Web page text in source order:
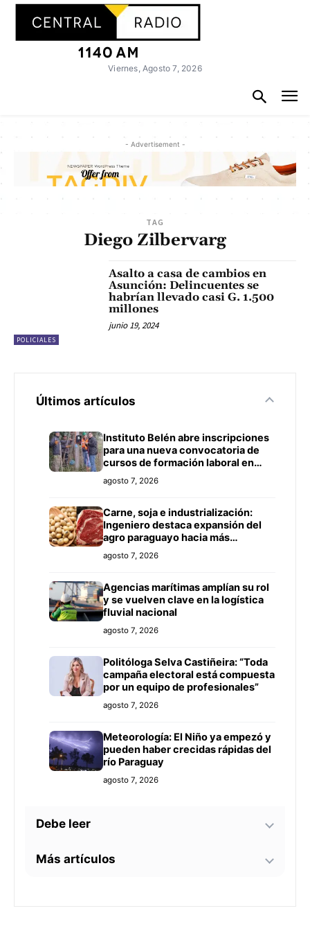
Viernes, Agosto 7, 2026
- Advertisement -
TAG
Diego Zilbervarg
POLICIALES
Asalto a casa de cambios en
Asunción: Delincuentes se
habrían llevado casi G. 1.500
millones
junio 19, 2024
Últimos artículos
Instituto Belén abre inscripciones
para una nueva convocatoria de
cursos de formación laboral en
Concepción
agosto 7, 2026
Carne, soja e industrialización:
Ingeniero destaca expansión del
agro paraguayo hacia más
mercados
agosto 7, 2026
Agencias marítimas amplían su rol
y se vuelven clave en la logística
fluvial nacional
agosto 7, 2026
Politóloga Selva Castiñeira: “Toda
campaña electoral está compuesta
por un equipo de profesionales”
agosto 7, 2026
Meteorología: El Niño ya empezó y
pueden haber crecidas rápidas del
río Paraguay
agosto 7, 2026
Debe leer
Tecnología y BIM ganan terreno en
Más artículos